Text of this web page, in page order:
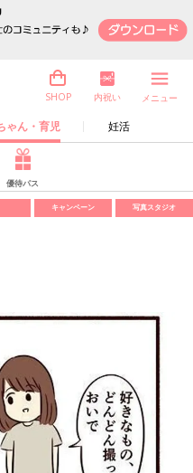
ゃん・育児 妊活
SHOP 内祝い メニュー
優待パス
キャンペーン 写真スタジオ